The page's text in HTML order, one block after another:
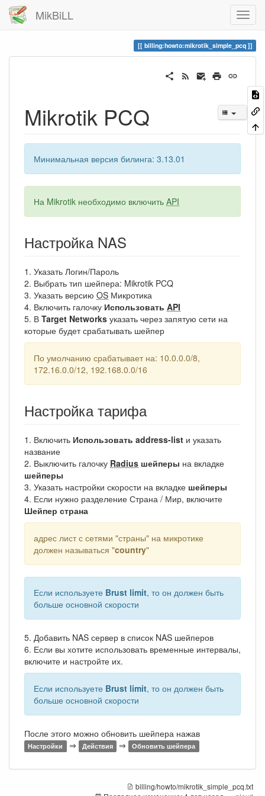
MikBiLL
billing:howto:mikrotik_simple_pcq
Mikrotik PCQ
Минимальная версия билинга: 3.13.01
На Mikrotik необходимо включить API
Настройка NAS
1. Указать Логин/Пароль
2. Выбрать тип шейпера: Mikrotik PCQ
3. Указать версию OS Микротика
4. Включить галочку Использовать API
5. В Target Networks указать через запятую сети на
которые будет срабатывать шейпер
По умолчанию срабатывает на: 10.0.0.0/8,
172.16.0.0/12, 192.168.0.0/16
Настройка тарифа
1. Включить Использовать address-list и указать
название
2. Выключить галочку Radius шейперы на вкладке
шейперы
3. Указать настройки скорости на вкладке шейперы
4. Если нужно разделение Страна / Мир, включите
Шейпер страна
адрес лист с сетями "страны" на микротике
должен называться "country"
Если используете Brust limit, то он должен быть
больше основной скорости
5. Добавить NAS сервер в список NAS шейперов
6. Если вы хотите использовать временные интервалы,
включите и настройте их.
Если используете Brust limit, то он должен быть
больше основной скорости
После этого можно обновить шейпера нажав
Настройки ⇒ Действия ⇒ Обновить шейпера
billing/howto/mikrotik_simple_pcq.txt